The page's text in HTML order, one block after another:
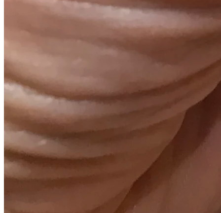
Catégories
Pierres
minéraux
Tags associés:
Apaisement émotionnel,Clarté
mentale,Décoration,Méditation ,Sommeil
Produits incontournables